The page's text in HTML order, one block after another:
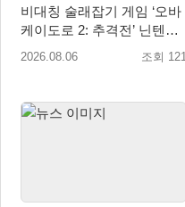
비대칭 술래잡기 게임 ‘오바
케이도로 2: 추격전’ 닌텐도
eShop 출시
2026.08.06 조회 121